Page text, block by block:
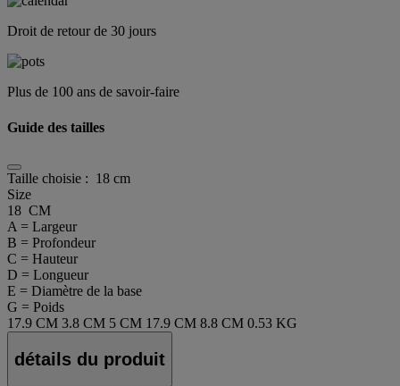
Droit de retour de 30 jours
Plus de 100 ans de savoir-faire
Guide des tailles
Taille choisie : 18 cm
Size
18 CM
A = Largeur
B = Profondeur
C = Hauteur
D = Longueur
E = Diamètre de la base
G = Poids
17.9 CM 3.8 CM 5 CM 17.9 CM 8.8 CM 0.53 KG
détails du produit